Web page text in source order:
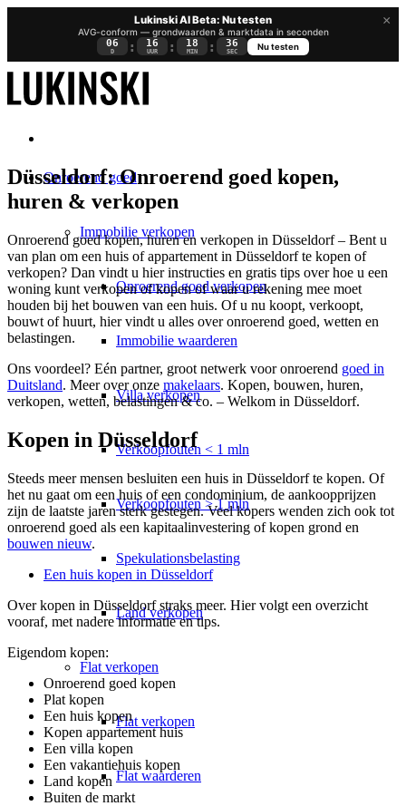
×
Lukinski AI Beta: Nu testen
AVG-conform — grondwaarden & marktdata in seconden
06
D : 16
UUR : 18
MIN : 35
SEC
Nu testen
Onroerend goed
Immobilie verkopen
Onroerend goed verkopen
Immobilie waarderen
Villa verkopen
Verkoopfouten < 1 mln
Verkoopfouten > 1 mln
Spekulationsbelasting
Land verkopen
Flat verkopen
Flat verkopen
Flat waarderen
Düsseldorf: Onroerend goed kopen,
huren & verkopen
Onroerend goed kopen, huren en verkopen in Düsseldorf – Bent u
van plan om een huis of appartement in Düsseldorf te kopen of
verkopen? Dan vindt u hier instructies en gratis tips over hoe u een
woning kunt verkopen of kopen of waar u rekening mee moet
houden bij het bouwen van een huis. Of u nu koopt, verkoopt,
bouwt of huurt, hier vindt u alles over onroerend goed, wetten en
belastingen.
Ons voordeel? Eén partner, groot netwerk voor onroerend goed in
Duitsland. Meer over onze makelaars. Kopen, bouwen, huren,
verkopen, wetten, belastingen & co. – Welkom in Düsseldorf.
Kopen in Düsseldorf
Steeds meer mensen besluiten een huis in Düsseldorf te kopen. Of
het nu gaat om een huis of een condominium, de aankoopprijzen
zijn de laatste jaren sterk gestegen. Veel kopers wenden zich ook tot
onroerend goed als een kapitaalinvestering of kopen grond en
bouwen nieuw.
Een huis kopen in Düsseldorf
Over kopen in Düsseldorf straks meer. Hier volgt een overzicht
vooraf, met nadere informatie en tips.
Eigendom kopen:
Onroerend goed kopen
Plat kopen
Een huis kopen
Kopen appartement huis
Een villa kopen
Een vakantiehuis kopen
Land kopen
Buiten de markt